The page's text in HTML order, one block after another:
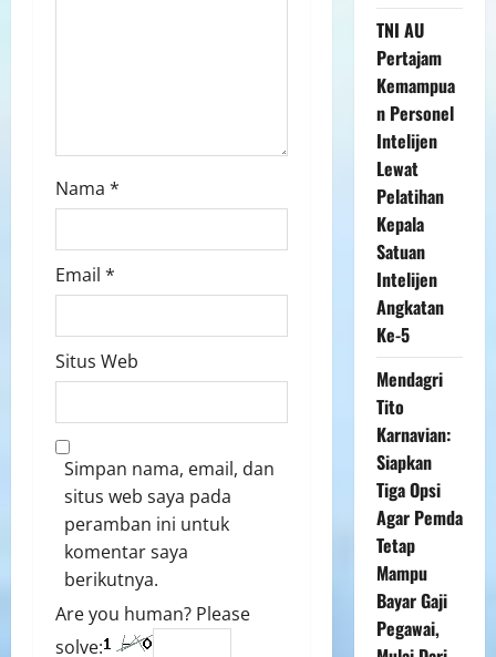
Nama *
Email *
Situs Web
Simpan nama, email, dan
situs web saya pada
peramban ini untuk
komentar saya
berikutnya.
Are you human? Please
solve:
TNI AU
Pertajam
Kemampua
n Personel
Intelijen
Lewat
Pelatihan
Kepala
Satuan
Intelijen
Angkatan
Ke-5
Mendagri
Tito
Karnavian:
Siapkan
Tiga Opsi
Agar Pemda
Tetap
Mampu
Bayar Gaji
Pegawai,